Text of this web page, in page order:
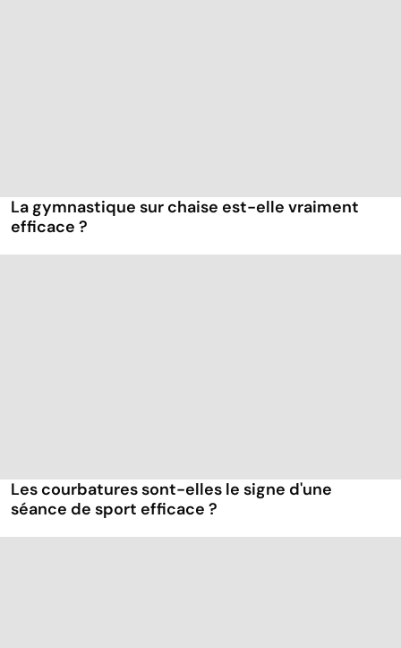
La gymnastique sur chaise est-elle vraiment
efficace ?
Les courbatures sont-elles le signe d'une
séance de sport efficace ?